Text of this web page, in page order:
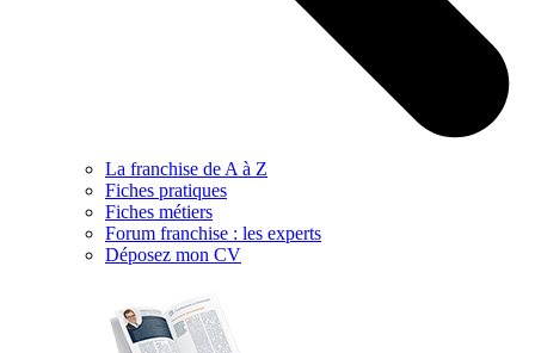
La franchise de A à Z
Fiches pratiques
Fiches métiers
Forum franchise : les experts
Déposez mon CV